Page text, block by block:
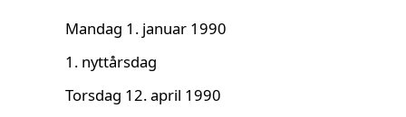
Mandag 1. januar 1990
1. nyttårsdag
Torsdag 12. april 1990